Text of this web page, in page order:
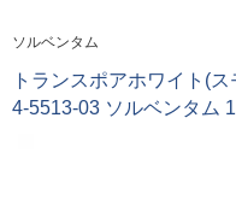
ソルベンタム
トランスポアホワイト(
4-5513-03 ソルベンタム